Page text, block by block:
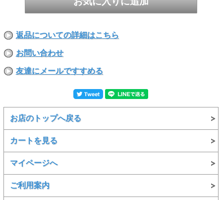
1422 パステルオレンジ
返品についての詳細はこちら
お問い合わせ
友達にメールですすめる
お店のトップへ戻る
カートを見る
マイページへ
ご利用案内